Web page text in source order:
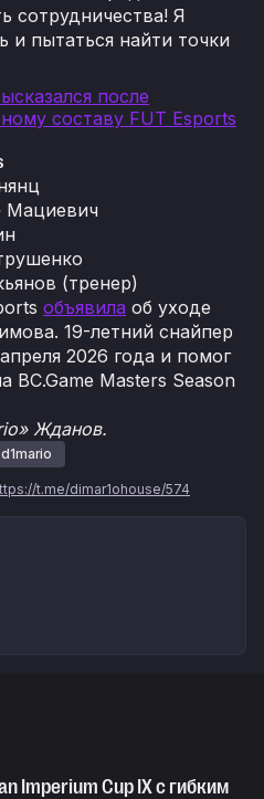
сотрудничества! Я
и пытаться найти точки
после
составу FUT Esports
Мациевич
(тренер)
объявила об уходе
19-летний снайпер
2026 года и помог
BC.Game Masters Season
Жданов.
d1mario
t.me/dimar1ohouse/574
Imperium Cup IX с гибким